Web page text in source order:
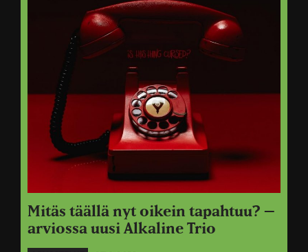
Mitäs täällä nyt oikein tapahtuu? –
arviossa uusi Alkaline Trio